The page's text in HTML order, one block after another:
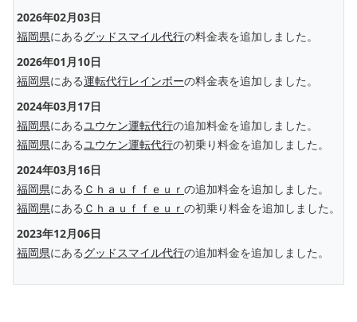
2026年02月03日
福岡県にあるグッドスマイル代行の料金表を追加しました。
2026年01月10日
福岡県にある運転代行レインボーの料金表を追加しました。
2024年03月17日
福岡県にあるユウケン運転代行の追加料金を追加しました。
福岡県にあるユウケン運転代行の初乗り料金を追加しました。
2024年03月16日
福岡県にある Ｃｈａｕｆｆｅｕｒ の追加料金を追加しました。
福岡県にある Ｃｈａｕｆｆｅｕｒ の初乗り料金を追加しました。
2023年12月06日
福岡県にあるグッドスマイル代行の追加料金を追加しました。